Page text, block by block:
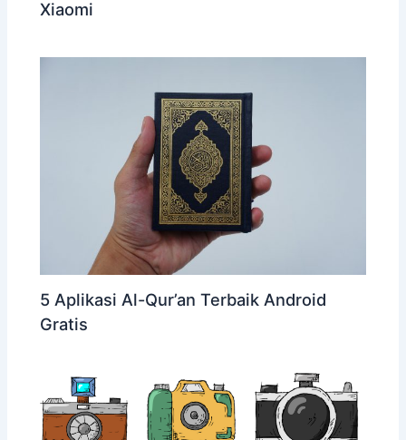
Xiaomi
5 Aplikasi Al-Qur’an Terbaik Android
Gratis